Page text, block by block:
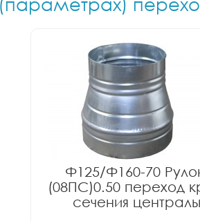
Ф125/Ф160-70
(08ПС)0.50 переход
сечения